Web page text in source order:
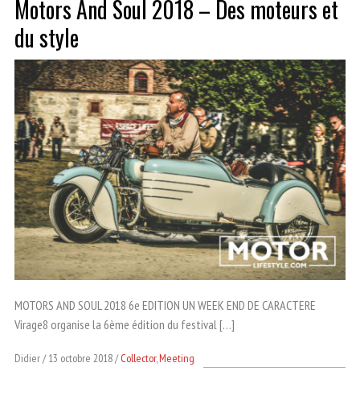
Motors And Soul 2018 – Des moteurs et
du style
MOTORS AND SOUL 2018 6e EDITION UN WEEK END DE CARACTERE
Virage8 organise la 6ème édition du festival […]
Didier 13 octobre 2018 Collector,Meeting